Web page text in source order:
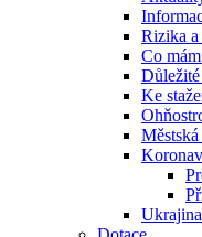
Rizika a
Co
Ke
Ukrajina